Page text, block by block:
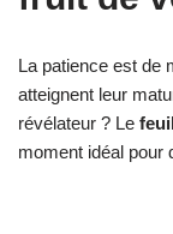
La patience est de
atteignent leur
révélateur ? Le
moment idéal pour